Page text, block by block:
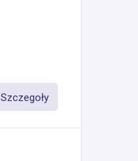
Szczegoły